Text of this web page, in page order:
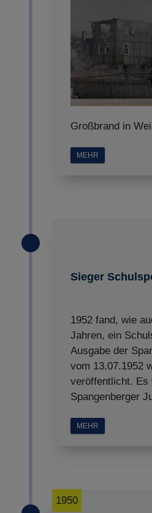
Großbrand in
MEHR
Sieger
1952 fand, wie
Jahren, ein
Ausgabe der
vom 13.07.1952
veröffentlicht. Es
Spangenberger
MEHR
1950